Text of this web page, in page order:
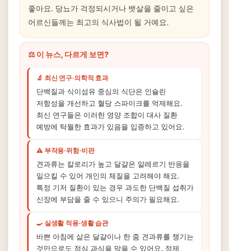
좋아요. 당뇨가 걱정되시거나 뱃살을 줄이고 싶은
어르신들께는 최고의 식사법이 될 거예요.
⚖️ 이 뉴스, 다르게 보면?
🔬 최신 연구·의학적 효과
단백질과 식이섬유 중심의 식단은 인슐린
저항성을 개선하고 혈당 스파이크를 억제해요.
최신 연구들은 이러한 영양 조합이 대사 질환
예방에 탁월한 효과가 있음을 입증하고 있어요.
⚠️ 부작용·위험·비판
견과류는 칼로리가 높고 달걀은 알레르기 반응을
일으킬 수 있어 개인의 체질을 고려해야 해요.
특정 기저 질환이 있는 경우 과도한 단백질 섭취가
신장에 부담을 줄 수 있으니 주의가 필요해요.
🍳 실생활 적용·생활 습관
바쁜 아침에 삶은 달걀이나 한 줌 견과류를 챙기는
것만으로도 점심 과식을 막을 수 있어요. 정제